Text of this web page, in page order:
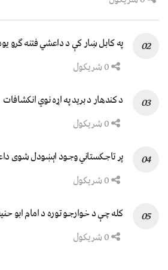
په کابل ښار کې د داعشي فتنه ګرو
د کندهار د برید په اړه نوي انکشافات
پر تاجکستاني وجود اېښودل شوی
کله چې د خوارجو توره د امام ابو